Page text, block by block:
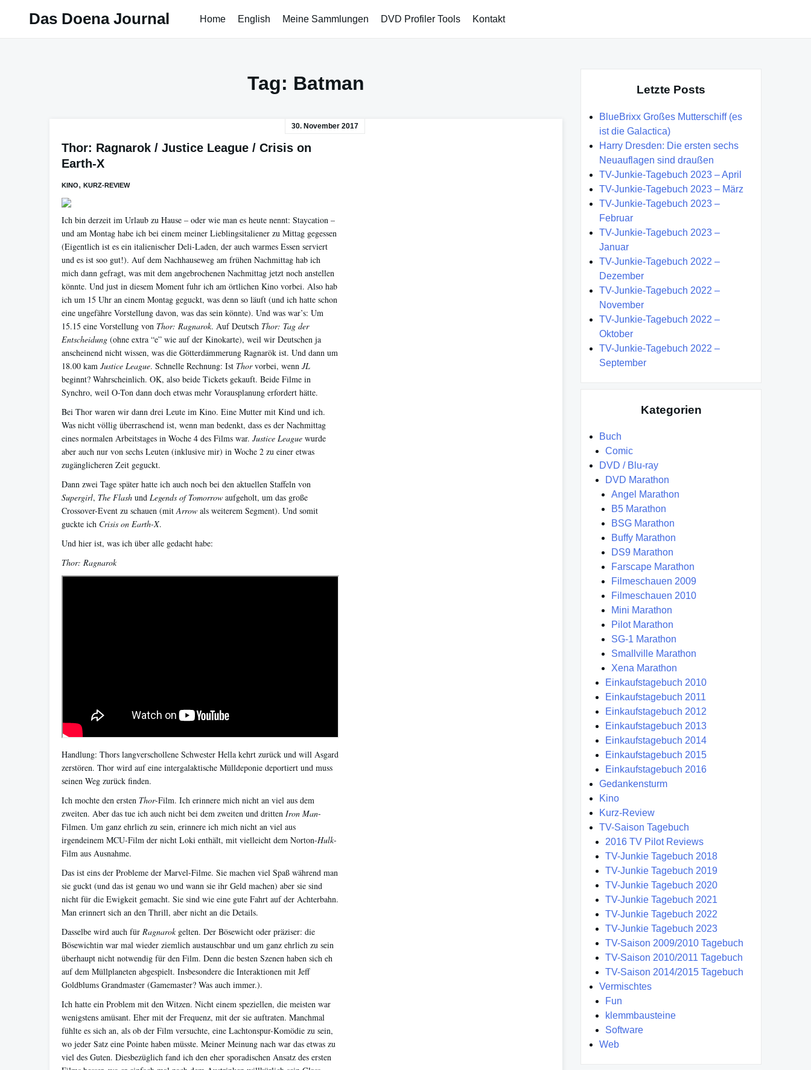
Das Doena Journal Home English Meine Sammlungen DVD Profiler Tools Kontakt
Tag: Batman
30. November 2017
Thor: Ragnarok / Justice League / Crisis on
Earth-X
KINO, KURZ-REVIEW
Ich bin derzeit im Urlaub zu Hause – oder wie man es heute nennt: Staycation –
und am Montag habe ich bei einem meiner Lieblingsitaliener zu Mittag gegessen
(Eigentlich ist es ein italienischer Deli-Laden, der auch warmes Essen serviert
und es ist soo gut!). Auf dem Nachhauseweg am frühen Nachmittag hab ich
mich dann gefragt, was mit dem angebrochenen Nachmittag jetzt noch anstellen
könnte. Und just in diesem Moment fuhr ich am örtlichen Kino vorbei. Also hab
ich um 15 Uhr an einem Montag geguckt, was denn so läuft (und ich hatte schon
eine ungefähre Vorstellung davon, was das sein könnte). Und was war’s: Um
15.15 eine Vorstellung von Thor: Ragnarok. Auf Deutsch Thor: Tag der
Entscheidung (ohne extra “e” wie auf der Kinokarte), weil wir Deutschen ja
anscheinend nicht wissen, was die Götterdämmerung Ragnarök ist. Und dann um
18.00 kam Justice League. Schnelle Rechnung: Ist Thorvorbei, wenn JL
beginnt? Wahrscheinlich. OK, also beide Tickets gekauft. Beide Filme in
Synchro, weil O-Ton dann doch etwas mehr Vorausplanung erfordert hätte.
Bei Thor waren wir dann drei Leute im Kino. Eine Mutter mit Kind und ich.
Was nicht völlig überraschend ist, wenn man bedenkt, dass es der Nachmittag
eines normalen Arbeitstages in Woche 4 des Films war. Justice League wurde
aber auch nur von sechs Leuten (inklusive mir) in Woche 2 zu einer etwas
zugänglicheren Zeit geguckt.
Dann zwei Tage später hatte ich auch noch bei den aktuellen Staffeln von
Supergirl, The Flash und Legends of Tomorrow aufgeholt, um das große
Crossover-Event zu schauen (mitArrow als weiterem Segment). Und somit
guckte ich Crisis on Earth-X.
Und hier ist, was ich über alle gedacht habe:
Thor: Ragnarok
Handlung: Thors langverschollene Schwester Hella kehrt zurück und will Asgard
zerstören. Thor wird auf eine intergalaktische Mülldeponie deportiert und muss
seinen Weg zurück finden.
Ich mochte den ersten Thor-Film. Ich erinnere mich nicht an viel aus dem
zweiten. Aber das tue ich auch nicht bei dem zweiten und dritten Iron Man-
Filmen. Um ganz ehrlich zu sein, erinnere ich mich nicht an viel aus
irgendeinem MCU-Film der nicht Loki enthält, mit vielleicht dem Norton-Hulk-
Film aus Ausnahme.
Das ist eins der Probleme der Marvel-Filme. Sie machen viel Spaß während man
sie guckt (und das ist genau wo und wann sie ihr Geld machen) aber sie sind
nicht für die Ewigkeit gemacht. Sie sind wie eine gute Fahrt auf der Achterbahn.
Man erinnert sich an den Thrill, aber nicht an die Details.
Dasselbe wird auch für Ragnarokgelten. Der Bösewicht oder präziser: die
Bösewichtin war mal wieder ziemlich austauschbar und um ganz ehrlich zu sein
überhaupt nicht notwendig für den Film. Denn die besten Szenen haben sich eh
auf dem Müllplaneten abgespielt. Insbesondere die Interaktionen mit Jeff
Goldblums Grandmaster (Gamemaster? Was auch immer.).
Ich hatte ein Problem mit den Witzen. Nicht einem speziellen, die meisten war
wenigstens amüsant. Eher mit der Frequenz, mit der sie auftraten. Manchmal
fühlte es sich an, als ob der Film versuchte, eine Lachtonspur-Komödie zu sein,
wo jeder Satz eine Pointe haben müsste. Meiner Meinung nach war das etwas zu
viel des Guten. Diesbezüglich fand ich den eher sporadischen Ansatz des ersten
Letzte Posts
BlueBrixx Großes Mutterschiff (es
ist die Galactica)
Harry Dresden: Die ersten sechs
Neuauflagen sind draußen
TV-Junkie-Tagebuch 2023 – April
TV-Junkie-Tagebuch 2023 – März
TV-Junkie-Tagebuch 2023 –
Februar
TV-Junkie-Tagebuch 2023 –
Januar
TV-Junkie-Tagebuch 2022 –
Dezember
TV-Junkie-Tagebuch 2022 –
November
TV-Junkie-Tagebuch 2022 –
Oktober
TV-Junkie-Tagebuch 2022 –
September
Kategorien
Buch
Comic
DVD / Blu-ray
DVD Marathon
Angel Marathon
B5 Marathon
BSG Marathon
Buffy Marathon
DS9 Marathon
Farscape Marathon
Filmeschauen 2009
Filmeschauen 2010
Mini Marathon
Pilot Marathon
SG-1 Marathon
Smallville Marathon
Xena Marathon
Einkaufstagebuch 2010
Einkaufstagebuch 2011
Einkaufstagebuch 2012
Einkaufstagebuch 2013
Einkaufstagebuch 2014
Einkaufstagebuch 2015
Einkaufstagebuch 2016
Gedankensturm
Kino
Kurz-Review
TV-Saison Tagebuch
2016 TV Pilot Reviews
TV-Junkie Tagebuch 2018
TV-Junkie Tagebuch 2019
TV-Junkie Tagebuch 2020
TV-Junkie Tagebuch 2021
TV-Junkie Tagebuch 2022
TV-Junkie Tagebuch 2023
TV-Saison 2009/2010 Tagebuch
TV-Saison 2010/2011 Tagebuch
TV-Saison 2014/2015 Tagebuch
Vermischtes
Fun
klemmbausteine
Software
Web